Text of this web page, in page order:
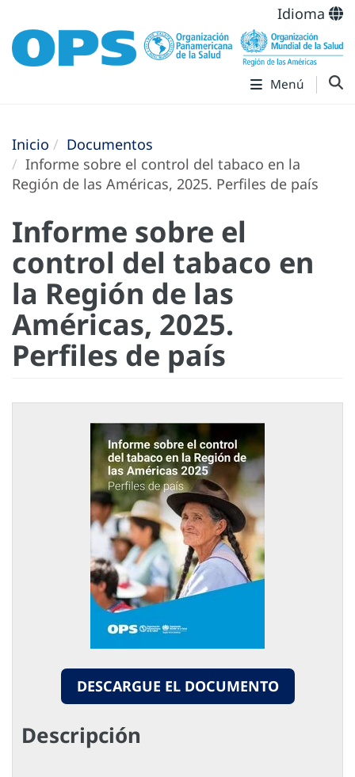
Idioma
Menú
Inicio
Documentos
Informe sobre el control del tabaco en la
Región de las Américas, 2025. Perfiles de país
Informe sobre el
control del tabaco en
la Región de las
Américas, 2025.
Perfiles de país
DESCARGUE EL DOCUMENTO
Descripción